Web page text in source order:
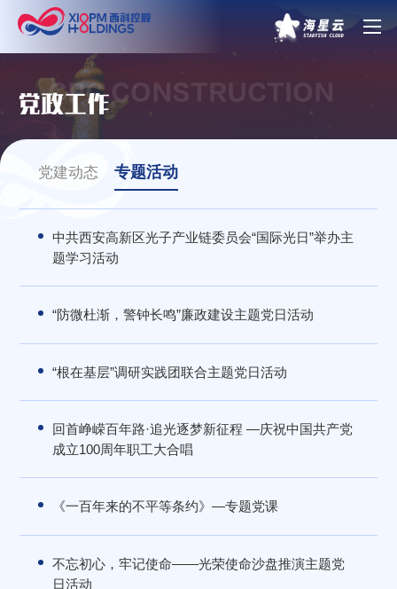
党政工作
CPC CONSTRUCTION
党建动态 专题活动
中共西安高新区光子产业链委员会“国际光日”举办主
题学习活动
“防微杜渐，警钟长鸣”廉政建设主题党日活动
“根在基层”调研实践团联合主题党日活动
回首峥嵘百年路·追光逐梦新征程 —庆祝中国共产党
成立100周年职工大合唱
《一百年来的不平等条约》—专题党课
不忘初心，牢记使命——光荣使命沙盘推演主题党
日活动